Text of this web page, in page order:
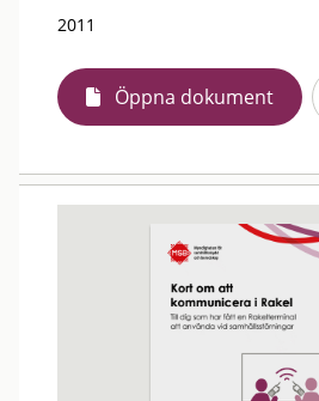
2011
Öppna dokument